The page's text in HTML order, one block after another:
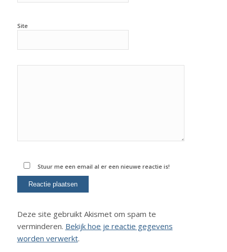
Site
Stuur me een email al er een nieuwe reactie is!
Deze site gebruikt Akismet om spam te
verminderen. Bekijk hoe je reactie gegevens
worden verwerkt.